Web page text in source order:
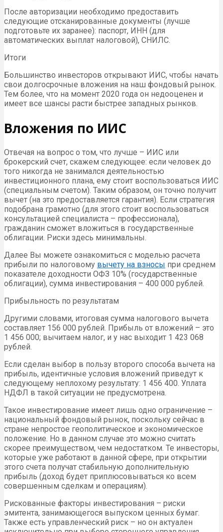
После авторизации необходимо предоставить
следующие отсканированные документы (лучше
подготовьте их заранее): паспорт, ИНН (для
автоматических выплат налоговой), СНИЛС.
Итоги
Большинство инвесторов открывают ИИС, чтобы начать
свои долгосрочные вложения на наш фондовый рынок.
Тем более, что на момент 2020 года он недооценен и
имеет все шансы расти быстрее западных рынков.
Вложения по ИИС
Отвечая на вопрос о том, что лучше – ИИС или
брокерский счет, скажем следующее: если человек до
того никогда не занимался деятельностью
инвестиционного плана, ему стоит воспользоваться ИИС
(специальным счетом). Таким образом, он точно получит
вычет (на это предоставляется гарантия). Если стратегия
подобрана грамотно (для этого стоит воспользоваться
консультацией специалиста – профессионала),
гражданин сможет вложиться в государственные
облигации. Риски здесь минимальны.
Далее Вы можете ознакомиться с моделью расчета
прибыли по налоговому вычету на взносы при среднем
показателе доходности ОФЗ 10% (государственные
облигации), сумма инвестирования – 400 000 рублей.
Прибыльность по результатам
Другими словами, итоговая сумма налогового вычета
составляет 156 000 рублей. Прибыль от вложений – это
1 456 000; вычитаем налог, и у нас выходит 1 423 068
рублей.
Если сделан выбор в пользу второго способа вычета на
прибыль, идентичные условия вложений приведут к
следующему неплохому результату: 1 456 400. Уплата
НДФЛ в такой ситуации не предусмотрена.
Такое инвестирование имеет лишь одно ограничение –
национальный фондовый рынок, поскольку сейчас в
стране непростое геополитическое и экономическое
положение. Но в данном случае это можно считать
скорее преимуществом, чем недостатком. Те инвесторы,
которые уже работают в данной сфере, при открытии
этого счета получат стабильную дополнительную
прибыль (доход будет приплюсовываться ко всем
совершенным сделкам и операциям).
Рискованные факторы инвестирования – риски
эмитента, занимающегося выпуском ценных бумаг.
Также есть управленческий риск – но он актуален